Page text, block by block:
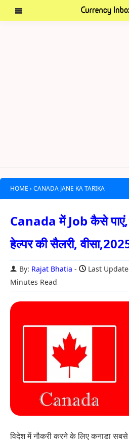
HOME › CANADA JANE KA TARIKA
Canada में Job कैसे
हेल्पर की सैलरी,
By: Rajat Bhatia Last
Minutes Read
विदेश में नौकरी करने के लिए कनाडा